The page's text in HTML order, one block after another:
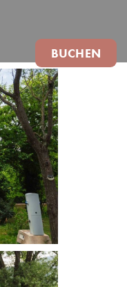
BUCHEN